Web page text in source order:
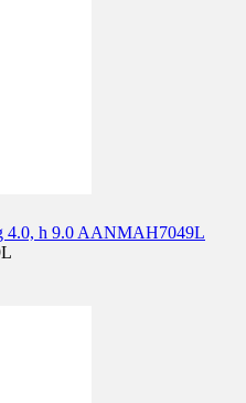
4.0, h 9.0 AANMAH7049L